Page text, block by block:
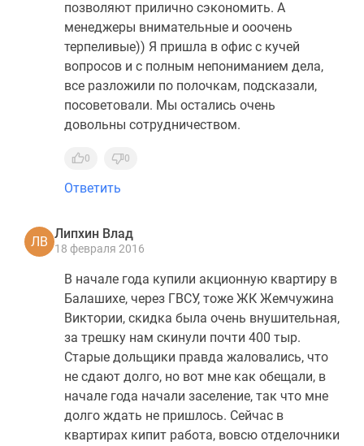
позволяют прилично сэкономить. А
менеджеры внимательные и ооочень
терпеливые)) Я пришла в офис с кучей
вопросов и с полным непониманием дела,
все разложили по полочкам, подсказали,
посоветовали. Мы остались очень
довольны сотрудничеством.
0 0
Ответить
ЛВ
Липхин Влад
18 февраля 2016
В начале года купили акционную квартиру в
Балашихе, через ГВСУ, тоже ЖК Жемчужина
Виктории, скидка была очень внушительная,
за трешку нам скинули почти 400 тыр.
Старые дольщики правда жаловались, что
не сдают долго, но вот мне как обещали, в
начале года начали заселение, так что мне
долго ждать не пришлось. Сейчас в
квартирах кипит работа, вовсю отделочники